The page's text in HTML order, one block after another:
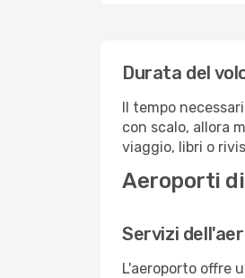
Durata del
Il tempo
con scalo, allora
viaggio, libri o
Aeroporti di
Servizi
L'aeroporto offre